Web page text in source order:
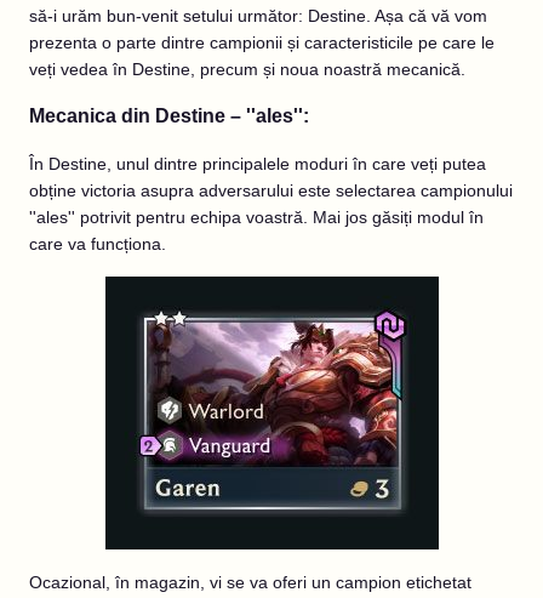
să-i urăm bun-venit setului următor: Destine. Așa că vă vom
prezenta o parte dintre campionii și caracteristicile pe care le
veți vedea în Destine, precum și noua noastră mecanică.
Mecanica din Destine – ''ales'':
În Destine, unul dintre principalele moduri în care veți putea
obține victoria asupra adversarului este selectarea campionului
''ales'' potrivit pentru echipa voastră. Mai jos găsiți modul în
care va funcționa.
Ocazional, în magazin, vi se va oferi un campion etichetat